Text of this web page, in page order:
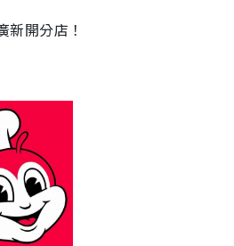
開分店！